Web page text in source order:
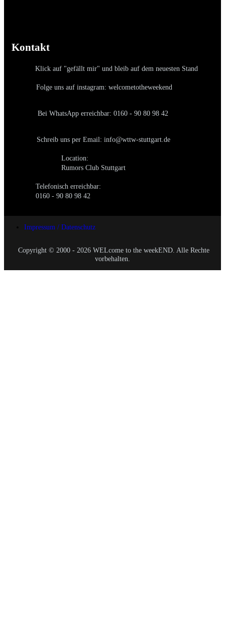
Kontakt
Klick auf "gefällt mir" und bleib auf dem neuesten Stand
Folge uns auf instagram: welcometotheweekend
Bei WhatsApp erreichbar: 0160 - 90 80 98 42
Schreib uns per Email: info@wttw-stuttgart.de
Location:
Rumors Club Stuttgart
Telefonisch erreichbar:
0160 - 90 80 98 42
Impressum / Datenschutz
Copyright © 2000 - 2026 WELcome to the weekEND. Alle Rechte
vorbehalten.